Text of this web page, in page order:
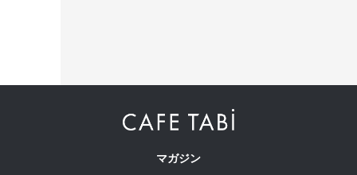
マガジン